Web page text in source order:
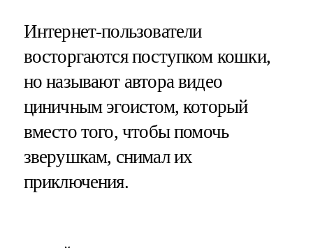
Интернет-пользователи
восторгаются поступком кошки,
но называют автора видео
циничным эгоистом, который
вместо того, чтобы помочь
зверушкам, снимал их
приключения.